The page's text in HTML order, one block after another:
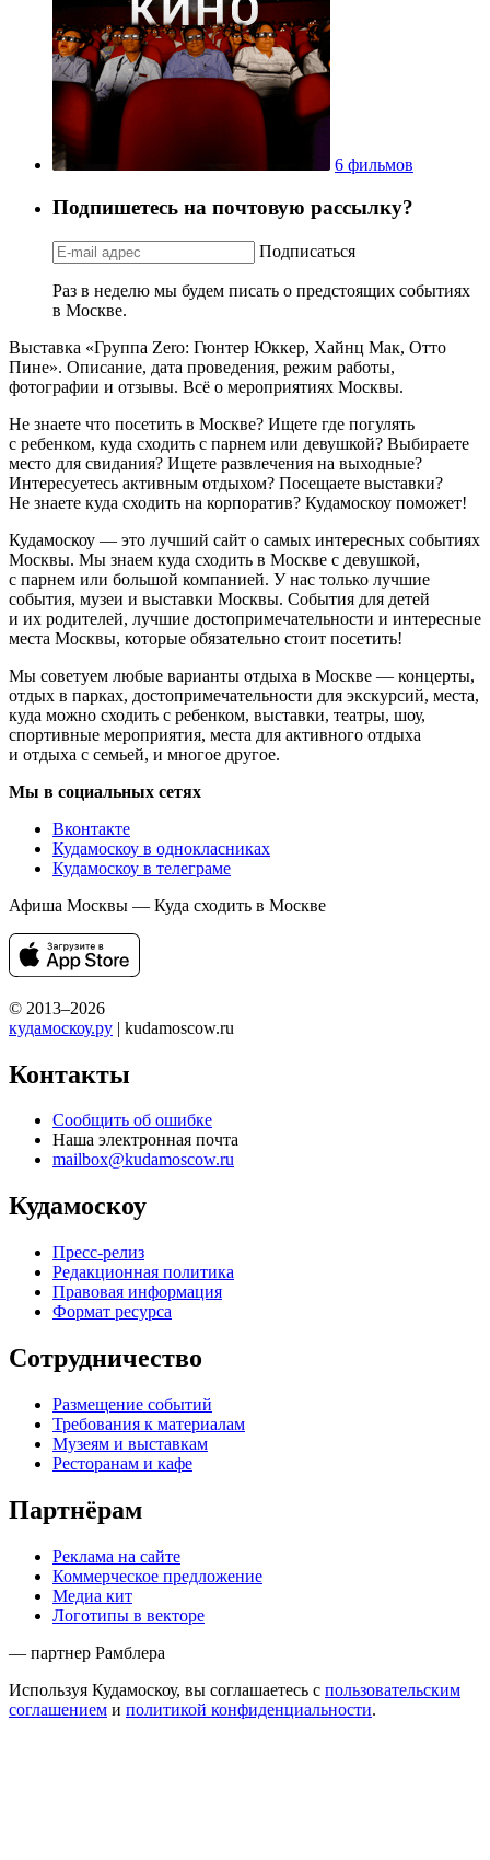
6 фильмов
Подпишетесь на почтовую рассылку?
Подписаться
Раз в неделю мы будем писать о предстоящих событиях
в Москве.
Выставка «Группа Zero: Гюнтер Юккер, Хайнц Мак, Отто
Пине». Описание, дата проведения, режим работы,
фотографии и отзывы. Всё о мероприятиях Москвы.
Не знаете что посетить в Москве? Ищете где погулять
с ребенком, куда сходить с парнем или девушкой? Выбираете
место для свидания? Ищете развлечения на выходные?
Интересуетесь активным отдыхом? Посещаете выставки?
Не знаете куда сходить на корпоратив? Кудамоскоу поможет!
Кудамоскоу — это лучший сайт о самых интересных событиях
Москвы. Мы знаем куда сходить в Москве с девушкой,
с парнем или большой компанией. У нас только лучшие
события, музеи и выставки Москвы. События для детей
и их родителей, лучшие достопримечательности и интересные
места Москвы, которые обязательно стоит посетить!
Мы советуем любые варианты отдыха в Москве — концерты,
отдых в парках, достопримечательности для экскурсий, места,
куда можно сходить с ребенком, выставки, театры, шоу,
спортивные мероприятия, места для активного отдыха
и отдыха с семьей, и многое другое.
Мы в социальных сетях
Вконтакте
Кудамоскоу в однокласниках
Кудамоскоу в телеграме
Афиша Москвы — Куда сходить в Москве
© 2013–2026
кудамоскоу.ру | kudamoscow.ru
Контакты
Сообщить об ошибке
Наша электронная почта
mailbox@kudamoscow.ru
Кудамоскоу
Пресс-релиз
Редакционная политика
Правовая информация
Формат ресурса
Сотрудничество
Размещение событий
Требования к материалам
Музеям и выставкам
Ресторанам и кафе
Партнёрам
Реклама на сайте
Коммерческое предложение
Медиа кит
Логотипы в векторе
— партнер Рамблера
Используя Кудамоскоу, вы соглашаетесь с пользовательским
соглашением и политикой конфиденциальности.